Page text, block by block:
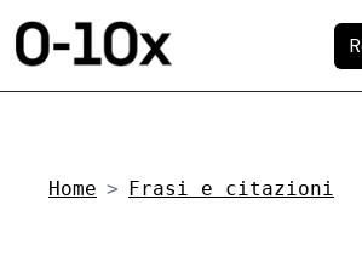
Home Frasi e citazioni